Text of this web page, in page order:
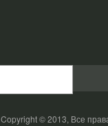
Copyright © 2013, Все